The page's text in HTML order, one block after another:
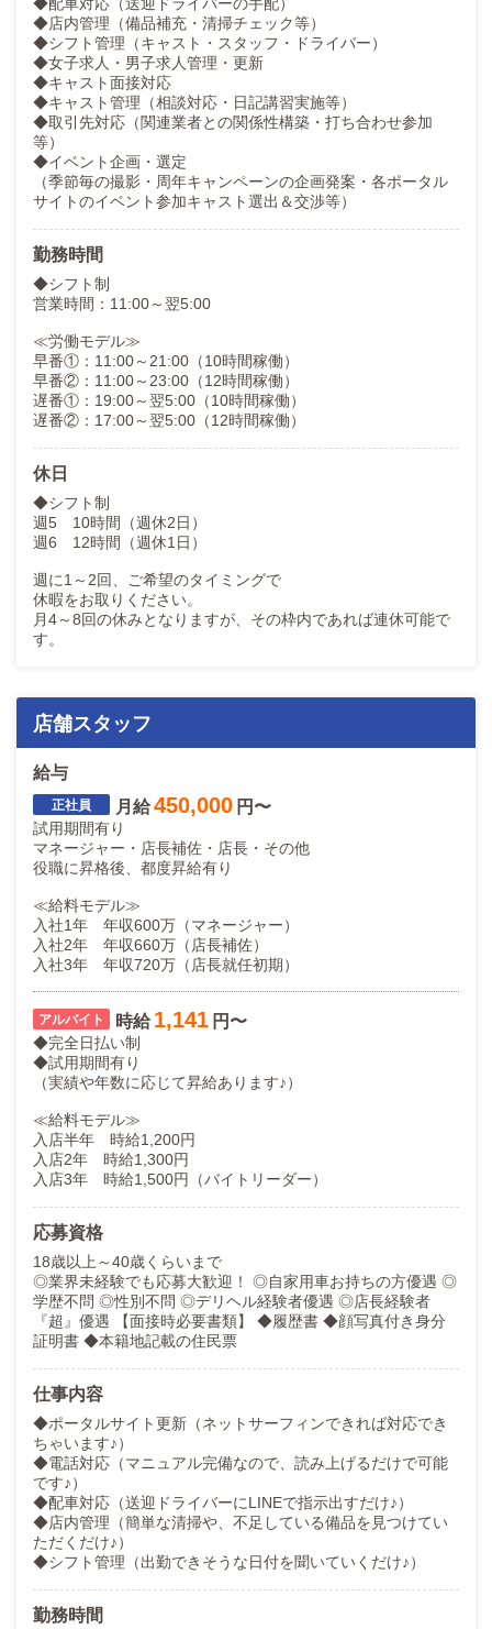
◆配車対応（送迎ドライバーの手配）
◆店内管理（備品補充・清掃チェック等）
◆シフト管理（キャスト・スタッフ・ドライバー）
◆女子求人・男子求人管理・更新
◆キャスト面接対応
◆キャスト管理（相談対応・日記講習実施等）
◆取引先対応（関連業者との関係性構築・打ち合わせ参加
等）
◆イベント企画・選定
（季節毎の撮影・周年キャンペーンの企画発案・各ポータル
サイトのイベント参加キャスト選出＆交渉等）
勤務時間
◆シフト制
営業時間：11:00～翌5:00
≪労働モデル≫
早番①：11:00～21:00（10時間稼働）
早番②：11:00～23:00（12時間稼働）
遅番①：19:00～翌5:00（10時間稼働）
遅番②：17:00～翌5:00（12時間稼働）
休日
◆シフト制
週5 10時間（週休2日）
週6 12時間（週休1日）
週に1～2回、ご希望のタイミングで
休暇をお取りください。
月4～8回の休みとなりますが、その枠内であれば連休可能で
す。
店舗スタッフ
給与
月給450,000 円〜
試用期間有り
マネージャー・店長補佐・店長・その他
役職に昇格後、都度昇給有り
≪給料モデル≫
入社1年 年収600万（マネージャー）
入社2年 年収660万（店長補佐）
入社3年 年収720万（店長就任初期）
時給 1,141 円〜
◆完全日払い制
◆試用期間有り
（実績や年数に応じて昇給あります♪）
≪給料モデル≫
入店半年 時給1,200円
入店2年 時給1,300円
入店3年 時給1,500円（バイトリーダー）
応募資格
18歳以上～40歳くらいまで
◎業界未経験でも応募大歓迎！ ◎自家用車お持ちの方優遇 ◎
学歴不問 ◎性別不問 ◎デリヘル経験者優遇 ◎店長経験者
『超』優遇 【面接時必要書類】 ◆履歴書 ◆顔写真付き身分
証明書 ◆本籍地記載の住民票
仕事内容
◆ポータルサイト更新（ネットサーフィンできれば対応でき
ちゃいます♪）
◆電話対応（マニュアル完備なので、読み上げるだけで可能
です♪）
◆配車対応（送迎ドライバーにLINEで指示出すだけ♪）
◆店内管理（簡単な清掃や、不足している備品を見つけてい
ただくだけ♪）
◆シフト管理（出勤できそうな日付を聞いていくだけ♪）
勤務時間